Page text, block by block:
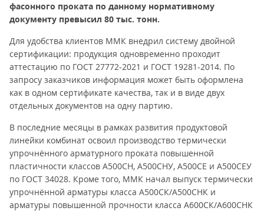
фасонного проката по данному нормативному
документу превысил 80 тыс. тонн.
Для удобства клиентов ММК внедрил систему двойной
сертификации: продукция одновременно проходит
аттестацию по ГОСТ 27772-2021 и ГОСТ 19281-2014. По
запросу заказчиков информация может быть оформлена
как в одном сертификате качества, так и в виде двух
отдельных документов на одну партию.
В последние месяцы в рамках развития продуктовой
линейки комбинат освоил производство термически
упрочнённого арматурного проката повышенной
пластичности классов А500СН, А500СНУ, А500СЕ и А500СЕУ
по ГОСТ 34028. Кроме того, ММК начал выпуск термически
упрочнённой арматуры класса А500СК/А500СНК и
арматуры повышенной прочности класса А600СК/А600СНК